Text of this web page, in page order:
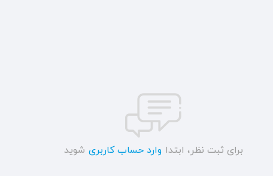
برای ثبت نظر، ابتدا وارد حساب کاربری شوید